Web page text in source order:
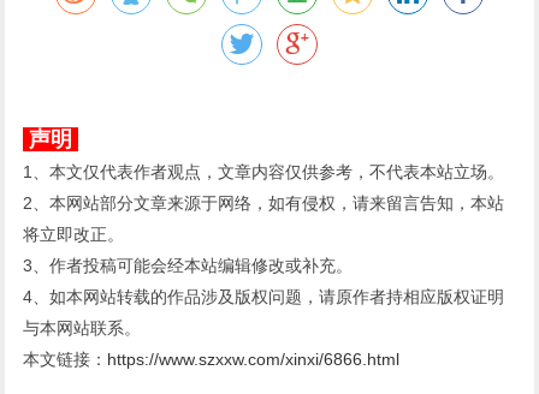
声明
1、本文仅代表作者观点，文章内容仅供参考，不代表本站立场。
2、本网站部分文章来源于网络，如有侵权，请来留言告知，本站
将立即改正。
3、作者投稿可能会经本站编辑修改或补充。
4、如本网站转载的作品涉及版权问题，请原作者持相应版权证明
与本网站联系。
本文链接： https://www.szxxw.com/xinxi/6866.html